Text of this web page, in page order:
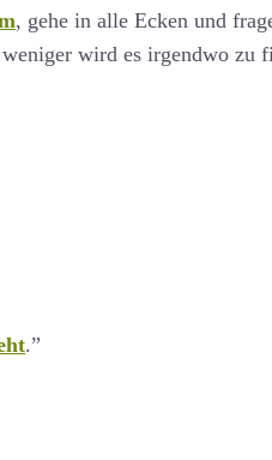
, gehe in alle Ecken und
wird es irgendwo zu
.”